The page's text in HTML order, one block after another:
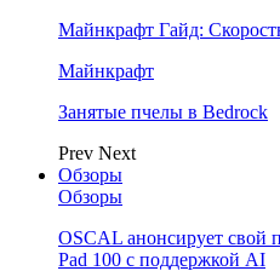
Майнкрафт Гайд:
Майнкрафт
Занятые пчелы в Bedrock
Prev Next
Обзоры
Обзоры
OSCAL анонсирует
Pad 100 с поддержкой AI